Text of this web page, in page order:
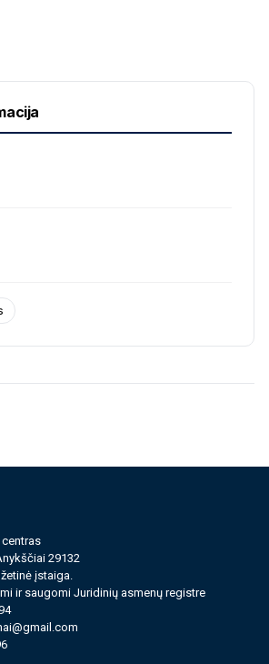
29132
įstaiga.
ir saugomi Juri­dinių asmenų reg­istre